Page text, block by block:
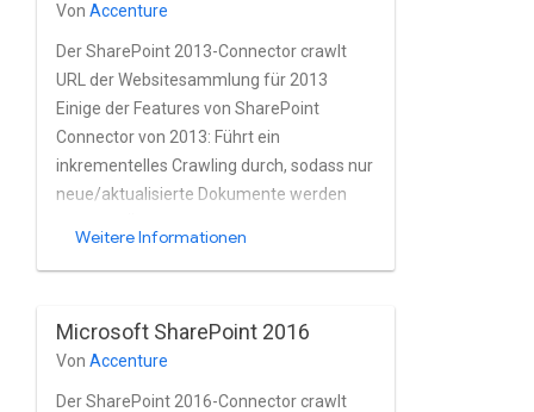
Unterstützung der integrierten Nutzer-
und Gruppenfunktionen von Microsoft
SharePoint Active Directory und OAuth-
Anbieter wie SiteMinder und Okta. Der
Connector unterstützt Basic-, NTLM- und
Kerberos-Authentifizierung.
Von Accenture
Der SharePoint 2013-Connector crawlt
URL der Websitesammlung für 2013
Einige der Features von SharePoint
Connector von 2013: Führt ein
inkrementelles Crawling durch, sodass nur
neue/aktualisierte Dokumente werden
jedem Computer ausgeführt, der Zugriff
auf die angegebene SharePoint- URLs
unterstützt externe NTLM-, HTTPS- und
Weitere Informationen
Microsoft SharePoint 2016
Von Accenture
Der SharePoint 2016-Connector crawlt